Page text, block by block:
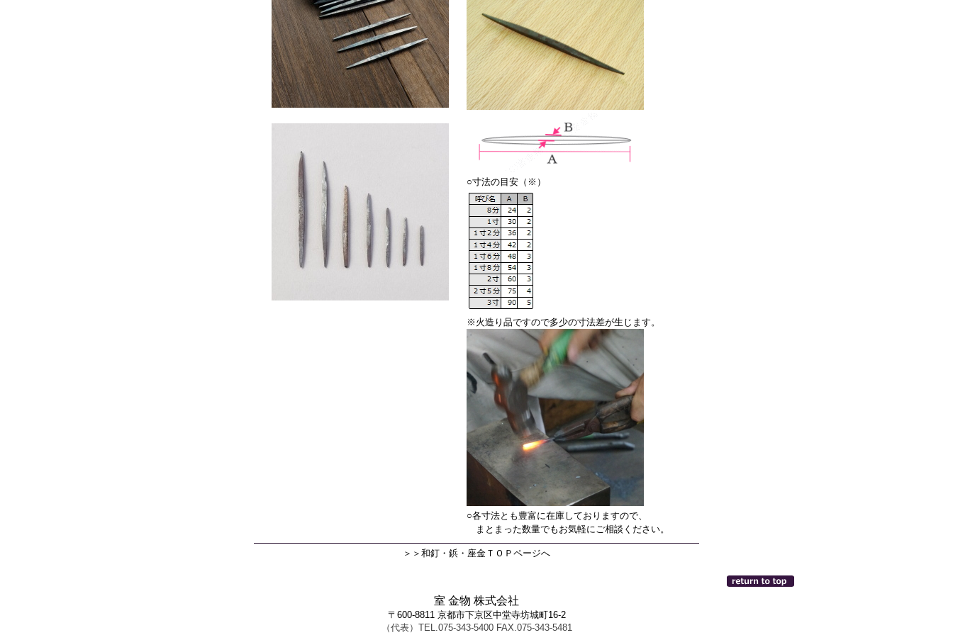
○寸法の目安（※）
※火造り品ですので多少の寸法差が生じます。
○各寸法とも豊富に在庫しておりますので、
まとまった数量でもお気軽にご相談ください。
＞＞和釘・鋲・座金ＴＯＰページへ
室 金物 株式会社
〒600-8811 京都市下京区中堂寺坊城町16-2
（代表）TEL.075-343-5400 FAX.075-343-5481